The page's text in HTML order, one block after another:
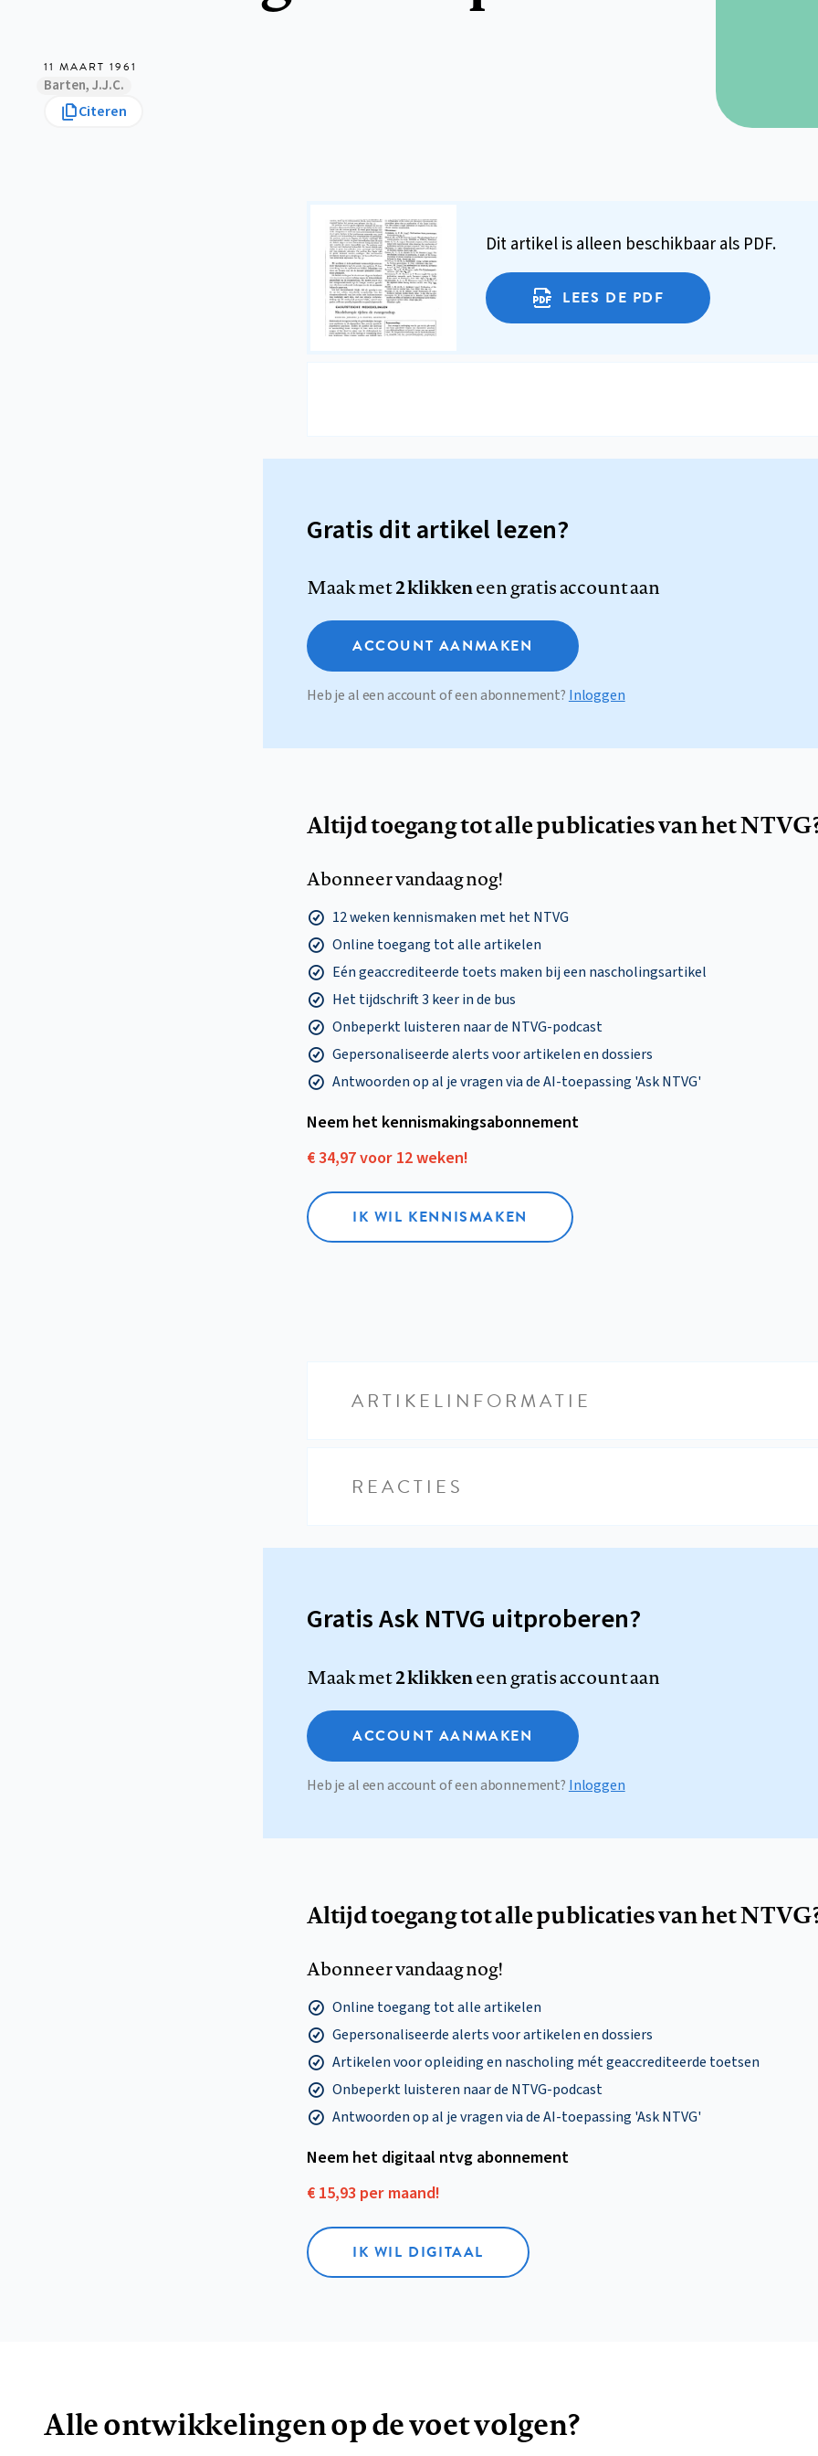
11 MAART 1961
Barten, J.J.C.
Citeren
Dit artikel is alleen beschikbaar als PDF.
LEES DE PDF
Gratis dit artikel lezen?
Maak met2 klikkeneen gratis account aan
ACCOUNT AANMAKEN
Heb je al een account of een abonnement? Inloggen
Altijd toegang tot alle publicaties van het
Abonneer vandaag nog!
12 weken kennismaken met het NTVG
Online toegang tot alle artikelen
Eén geaccrediteerde toets maken bij een nascholingsartikel
Het tijdschrift 3 keer in de bus
Onbeperkt luisteren naar de NTVG-podcast
Gepersonaliseerde alerts voor artikelen en dossiers
Antwoorden op al je vragen via de AI-toepassing 'Ask NTVG'
Neem het kennismakings­abonnement
€ 34,97 voor 12 weken!
IK WIL KENNISMAKEN
ARTIKELINFORMATIE
REACTIES
Gratis Ask NTVG uitproberen?
Maak met2 klikkeneen gratis account aan
ACCOUNT AANMAKEN
Heb je al een account of een abonnement? Inloggen
Altijd toegang tot alle publicaties van het
Abonneer vandaag nog!
Online toegang tot alle artikelen
Gepersonaliseerde alerts voor artikelen en dossiers
Artikelen voor opleiding en nascholing mét geaccrediteerde toetsen
Onbeperkt luisteren naar de NTVG-podcast
Antwoorden op al je vragen via de AI-toepassing 'Ask NTVG'
Neem het digitaal ntvg abonnement
€ 15,93 per maand!
IK WIL DIGITAAL
Alle ontwikkelingen op de voet volgen?